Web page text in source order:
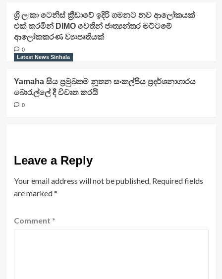
ශ්‍රී ලංකා ටෙනිස් ක්‍රීඩාවේ ඉදිරි ගමනට නව ආලෝකයක්
එක් කරමින් DIMO වෙතින් ජාත්‍යන්තර මට්ටමේ
ආලෝකකරණ ව්‍යාපෘතියක්
0
Latest News Sinhala
Yamaha සිය ප්‍රමුඛතම නූතන සංකල්පීය ප්‍රදර්ශනාගාරය
බොරැල්ලේ දී විවෘත කරයි
0
Leave a Reply
Your email address will not be published. Required fields
are marked*
Comment *